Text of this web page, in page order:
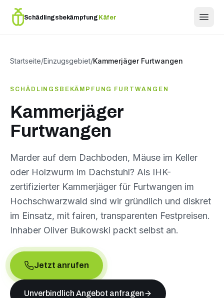
Schädlingsbekämpfung Käfer
Startseite/Einzugsgebiet/Kammerjäger Furtwangen
SCHÄDLINGSBEKÄMPFUNG FURTWANGEN
Kammerjäger
Furtwangen
Marder auf dem Dachboden, Mäuse im Keller
oder Holzwurm im Dachstuhl? Als IHK-
zertifizierter Kammerjäger für Furtwangen im
Hochschwarzwald sind wir gründlich und diskret
im Einsatz, mit fairen, transparenten Festpreisen.
Inhaber Oliver Bukowski packt selbst an.
Jetzt anrufen
Unverbindlich Angebot anfragen